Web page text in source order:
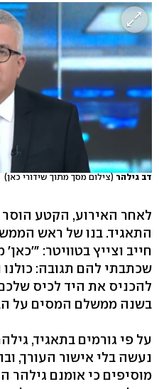
דב גילהר (צילום מסך מתוך שידורי כאן)
לאחר האירוע, הקטע
התאגיד. בנו של ראש
חייב וצייץ בטוויטר:
שכתבתי להם תגובה:
להכניס את היד לכיס
בשנה ממשלם המסים על
על פי גורמים בתאגיד,
נעשה בלי אישור העורך,
מוסיפים כי אומנם גילהר